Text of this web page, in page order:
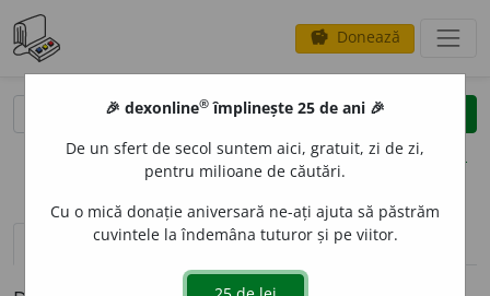
savings Donează
clear
opțiuni
definiții (1) pronunțievolume_up (5)
🎉 dexonline® împlinește 25 de ani 🎉
De un sfert de secol suntem aici, gratuit, zi de zi,
pentru milioane de căutări.
Cu o mică donație aniversară ne-ați ajuta să păstrăm
cuvintele la îndemâna tuturor și pe viitor.